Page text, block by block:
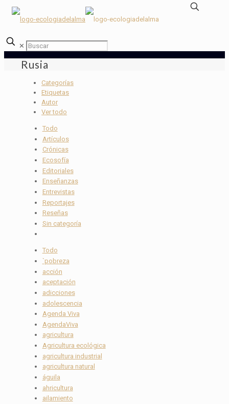
✕
Rusia
Categorías
Etiquetas
Autor
Ver todo
Todo
Artículos
Crónicas
Ecosofía
Editoriales
Enseñanzas
Entrevistas
Reportajes
Reseñas
Sin categoría
Todo
`pobreza
acción
aceptación
adicciones
adolescencia
Agenda Viva
AgendaViva
agricultura
Agricultura ecológica
agricultura industrial
agricultura natural
águila
ahricultura
ailamiento